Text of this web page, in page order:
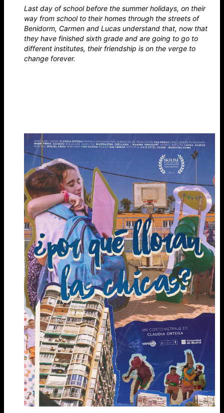
Last day of school before the summer holidays, on their
way from school to their homes through the streets of
Benidorm, Carmen and Lucas understand that, now that
they have finished sixth grade and are going to go to
different institutes, their friendship is on the verge to
change forever.